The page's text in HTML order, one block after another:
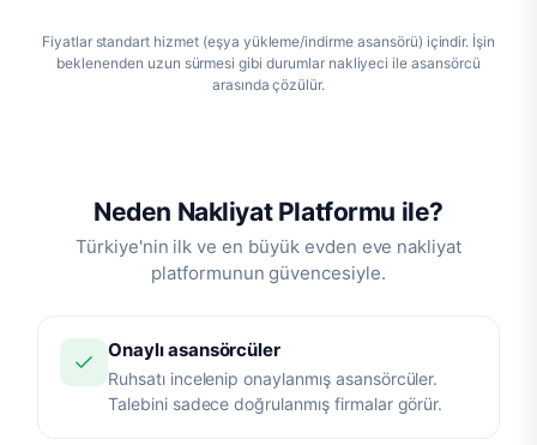
Fiyatlar standart hizmet (eşya yükleme/indirme asansörü) içindir. İşin
beklenenden uzun sürmesi gibi durumlar nakliyeci ile asansörcü
arasında çözülür.
Neden Nakliyat Platformu ile?
Türkiye'nin ilk ve en büyük evden eve nakliyat
platformunun güvencesiyle.
Onaylı asansörcüler
Ruhsatı incelenip onaylanmış asansörcüler.
Talebini sadece doğrulanmış firmalar görür.